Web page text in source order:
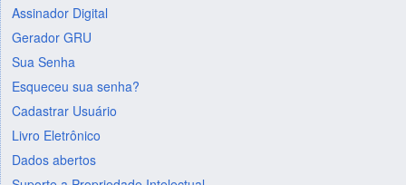
Assinador Digital
Gerador GRU
Sua Senha
Esqueceu sua senha?
Cadastrar Usuário
Livro Eletrônico
Dados abertos